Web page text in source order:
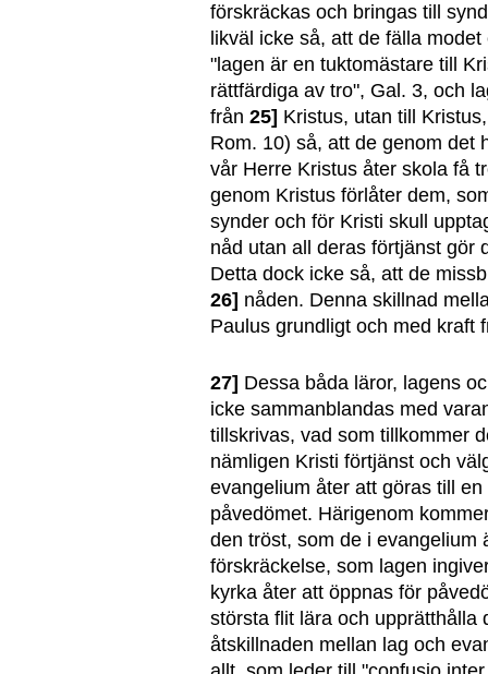
förskräckas och bringas till
likväl icke så, att de fälla
"lagen är en tuktomästare till
rättfärdiga av tro", Gal. 3, och
från 25] Kristus, utan till
Rom. 10) så, att de genom det
vår Herre Kristus åter skola få
genom Kristus förlåter dem,
synder och för Kristi skull
nåd utan all deras förtjänst gör
Detta dock icke så, att de
26] nåden. Denna skillnad
Paulus grundligt och med kraft
27] Dessa båda läror, lagens
icke sammanblandas med
tillskrivas, vad som tillkommer
nämligen Kristi förtjänst och
evangelium åter att göras till
påvedömet. Härigenom
den tröst, som de i evangelium
förskräckelse, som lagen
kyrka åter att öppnas för
största flit lära och upprätthålla
åtskillnaden mellan lag och